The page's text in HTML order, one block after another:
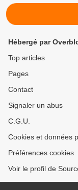
Hébergé par
Top articles
Pages
Contact
Signaler un abus
C.G.U.
Cookies et données
Préférences cookies
Voir le profil de